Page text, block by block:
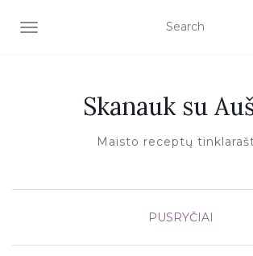
TOGGLE NAVIGATION
Skanauk su
Maisto receptų
PUSRYČIAI